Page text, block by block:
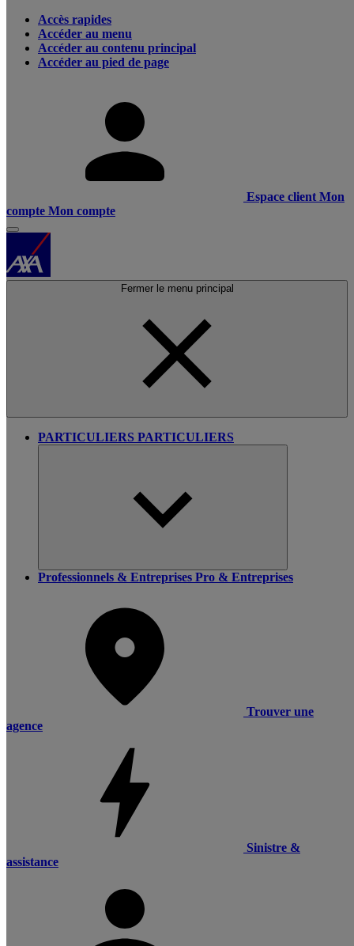
Accès rapides
Accéder au menu
Accéder au contenu principal
Accéder au pied de page
Espace client Mon
compte Mon compte
Fermer le menu principal
PARTICULIERS PARTICULIERS
Professionnels & Entreprises Pro & Entreprises
Trouver une
agence
Sinistre &
assistance